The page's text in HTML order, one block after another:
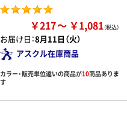
￥217 ￥1,081
お届け日：8月11日（火）
アスクル在庫商品
カラー・販売単位違いの商品が10商品ありま
す